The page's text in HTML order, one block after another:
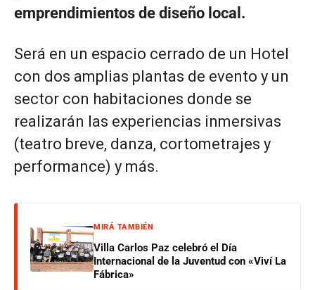
emprendimientos de diseño local.
Será en un espacio cerrado de un Hotel
con dos amplias plantas de evento y un
sector con habitaciones donde se
realizarán las experiencias inmersivas
(teatro breve, danza, cortometrajes y
performance) y más.
MIRÁ TAMBIÉN
Villa Carlos Paz celebró el Día
Internacional de la Juventud con «Viví La
Fábrica»